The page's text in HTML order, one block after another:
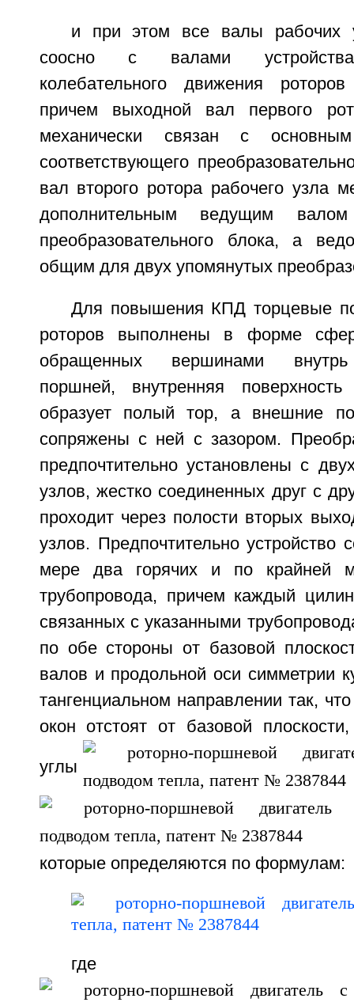
и при этом все валы рабочих
соосно с валами устройства
колебательного движения
причем выходной вал первого
механически связан с
соответствующего
вал второго ротора рабочего узла
дополнительным ведущим валом
преобразовательного блока, а
общим для двух упомянутых
Для повышения КПД торцевые
роторов выполнены в форме
обращенных вершинами внутрь
поршней, внутренняя
образует полый тор, а внешние
сопряжены с ней с зазором.
предпочтительно установлены с
узлов, жестко соединенных друг с
проходит через полости вторых
узлов. Предпочтительно устройство
мере два горячих и по крайней
трубопровода, причем каждый
связанных с указанными
по обе стороны от базовой
валов и продольной оси симметрии
тангенциальном направлении так,
окон отстоят от базовой
углы
которые определяются по формулам:
где